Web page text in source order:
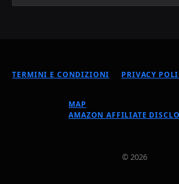
TERMINI E CONDIZIONI PRIVACY
MAP
AMAZON AFFILIATE
© 2026